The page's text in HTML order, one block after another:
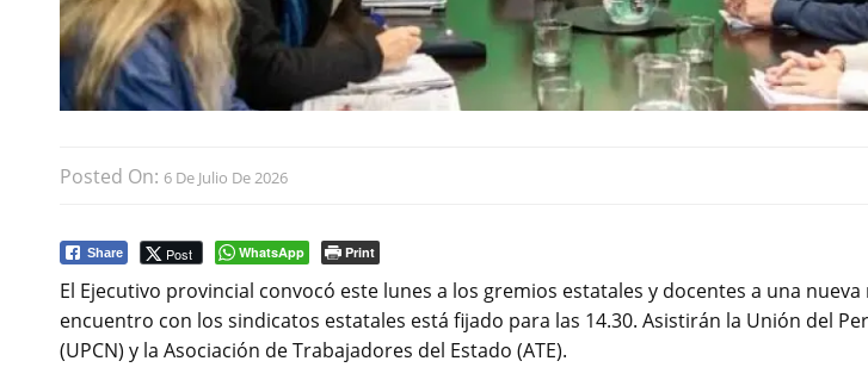
Posted On: 6 De Julio De 2026
Share Post WhatsApp Print
El Ejecutivo provincial convocó este lunes a los gremios estatales y docentes a una nueva
encuentro con los sindicatos estatales está fijado para las 14.30. Asistirán la Unión del
(UPCN) y la Asociación de Trabajadores del Estado (ATE).